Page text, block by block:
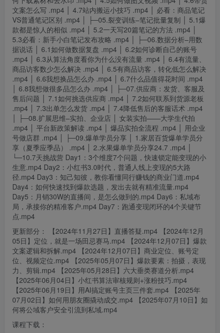
文案怎么写 .mp4 │ 4.7站内搬运小技巧 .mp4 │ 必看：商品笔记
VS普通笔记区别 .mp4 │ ├─05.裂变训练–笔记批量复制 │ 5.1爆
款都是惊人的相似 .mp4 │ 5.2一天写20篇笔记的方法 .mp4 │
5.3必看：新手小白笔记发布攻略 .mp4 │ ├─06.数据分析–用数
据说话 │ 6.1如何做数据复盘 .mp4 │ 6.2如何诊断自己的账号
.mp4 │ 6.3从算法角度看你为什么没有流量 .mp4 │ 6.4有流量、
商品访客数少怎么解决 .mp4 │ 6.5有商品访客，转化低怎么解决
.mp4 │ 6.6我想换品怎么办 .mp4 │ 6.7什么品值得花时间 .mp4
│ 6.8我想做很多品怎么办 .mp4 │ ├─07.供应商：发货、客服及
售后问题 │ 7.1如何挑选供应商 .mp4 │ 7.2如何联系到货源老板
.mp4 │ 7.3出单怎么发货 .mp4 │ 7.4降低售后的客服话术 .mp4
│ ├─08.扩展思维–实拍、企业店 │ 女装实拍——大学生代拍
.mp4 │ 平台新政策解读 .mp4 │ 爆品实拍全流程 .mp4 │ 用企业
号做店群 .mp4 │ ├─09.爆单学员分享 │ 1.家居百货爆单学员分
享（夏季应季品） .mp4 │ 2.水果爆单学员分享24.7 .mp4 │
└─10.7天挑战营 Day1：3个维度7个问题，快速锁定能变现的小
生意.mp4 Day2：小红书3.0时代，普通人线上变现的5大路
径.mp4 Day3：知己知彼，教你看懂同行赚钱的商业门道.mp4
Day4：如何快速找到爆款选题，发出去就有精准流量.mp4
Day5：月销30W的直播间，是怎么做到的.mp4 Day6：私域布
局，承接你的精准客户.mp4 Day7：跑通变现闭环的4个关键节
点.mp4
更新部分： 【2024年11月27日】直播答疑.mp4 【2024年12月
05日】定位，就是一场田忌赛马.mp4 【2024年12月07日】爆款
文案逻辑和拆解.mp4 【2024年12月07日】商业定位、账号定
位、视频定位.mp4 【2025年05月07日】爆款要素：拍摄，表现
力、剪辑.mp4 【2025年05月28日】六大垂类赛道分析.mp4
【2025年06月04日】小红书算法审核规则+涨粉技巧.mp4
【2025年06月19日】用AI搞定账号主页三件套.mp4 【2025年
07月02日】如何用朋友圈撬动成交.mp4 【2025年07月10日】如
何将公域客户安全引流到私域.mp4
课程下载：